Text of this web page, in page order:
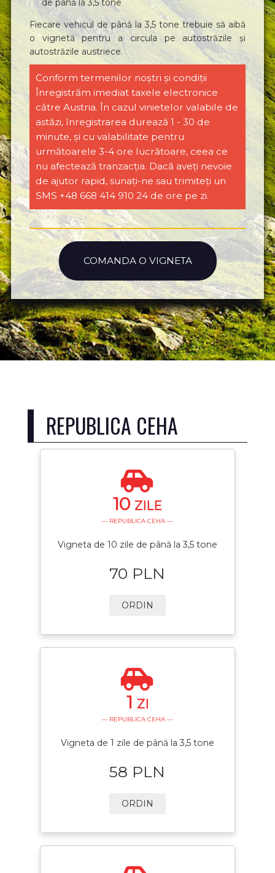
de până la 3,5 tone
Fiecare vehicul de până la 3,5 tone trebuie să aibă
o vignetă pentru a circula pe autostrăzile și
autostrăzile austriece.
Conform termenilor noștri și condiții
Înregistrăm imediat taxele electronice
către Austria. În cazul vinietelor valabile de
astăzi, înregistrarea durează 1 - 30 de
minute, și cu valabilitate pentru
următoarele 3-4 ore lucrătoare, ceea ce
nu afectează tranzacția. Dacă aveți nevoie
de ajutor rapid, sunați-ne sau trimiteți un
SMS +48 668 414 910 24 de ore pe zi.
COMANDA O VIGNETA
REPUBLICA CEHA
10 ZILE
— REPUBLICA CEHA —
Vigneta de 10 zile de până la 3,5 tone
70 PLN
ORDIN
1 ZI
— REPUBLICA CEHA —
Vigneta de 1 zile de până la 3,5 tone
58 PLN
ORDIN